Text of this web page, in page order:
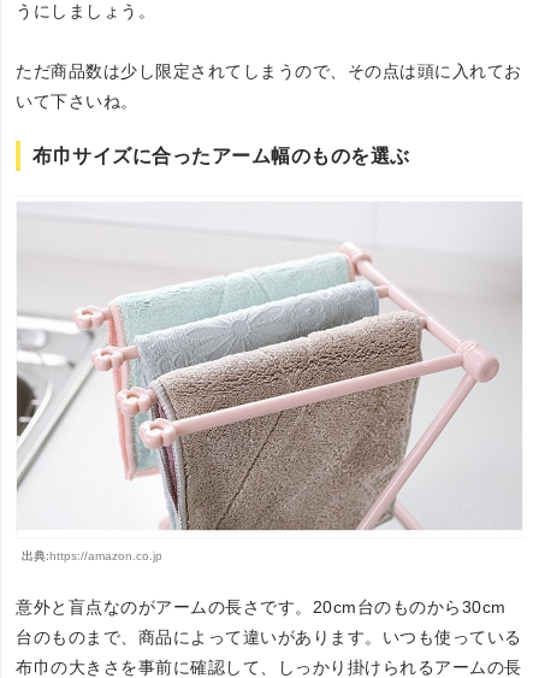
うにしましょう。
ただ商品数は少し限定されてしまうので、その点は頭に入れてお
いて下さいね。
布巾サイズに合ったアーム幅のものを選ぶ
出典:https://amazon.co.jp
意外と盲点なのがアームの長さです。20cm台のものから30cm
台のものまで、商品によって違いがあります。いつも使っている
布巾の大きさを事前に確認して、しっかり掛けられるアームの長